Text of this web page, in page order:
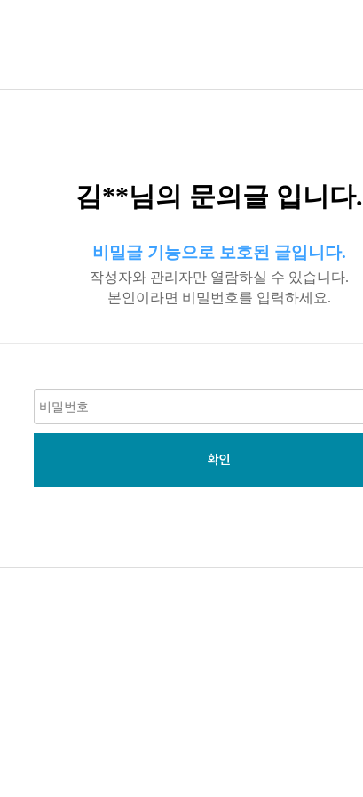
김**님의 문의글 입니다.
비밀글 기능으로 보호된 글입니다.
작성자와 관리자만 열람하실 수 있습니다.
본인이라면 비밀번호를 입력하세요.